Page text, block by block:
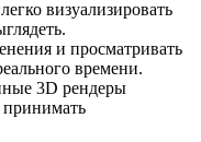
визуализировать
и просматривать
времени.
3D рендеры